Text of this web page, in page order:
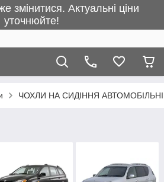
змінитися. Актуальні ціни
уточнюйте!
ЧОХЛИ НА СИДІННЯ